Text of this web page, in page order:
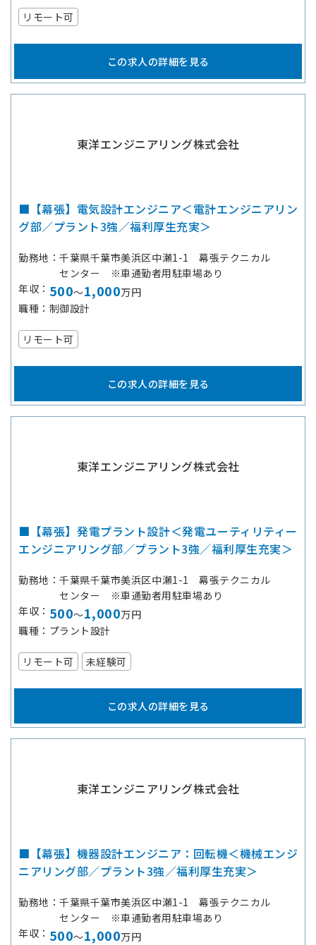
リモート可
この求人の詳細を見る
東洋エンジニアリング株式会社
■【幕張】電気設計エンジニア＜電計エンジニアリン
グ部／プラント3強／福利厚生充実＞
勤務地
千葉県千葉市美浜区中瀬1-1 幕張テクニカル
センター ※車通勤者用駐車場あり
年収
500～1,000万円
職種
制御設計
リモート可
この求人の詳細を見る
東洋エンジニアリング株式会社
■【幕張】発電プラント設計＜発電ユーティリティー
エンジニアリング部／プラント3強／福利厚生充実＞
勤務地
千葉県千葉市美浜区中瀬1-1 幕張テクニカル
センター ※車通勤者用駐車場あり
年収
500～1,000万円
職種
プラント設計
リモート可 未経験可
この求人の詳細を見る
東洋エンジニアリング株式会社
■【幕張】機器設計エンジニア：回転機＜機械エンジ
ニアリング部／プラント3強／福利厚生充実＞
勤務地
千葉県千葉市美浜区中瀬1-1 幕張テクニカル
センター ※車通勤者用駐車場あり
年収
500～1,000万円